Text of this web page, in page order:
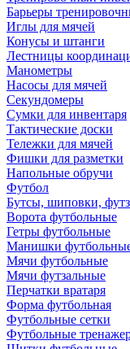
Барьеры
Иглы для мячей
Конусы и штанги
Лестницы
Манометры
Насосы для мячей
Секундомеры
Сумки для инвентаря
Тактические доски
Тележки для мячей
Фишки для разметки
Напольные обручи
Футбол
Бутсы, шиповки,
Ворота футбольные
Гетры футбольные
Манишки
Мячи футбольные
Мячи футзальные
Перчатки вратаря
Форма футбольная
Футбольные сетки
Футбольные